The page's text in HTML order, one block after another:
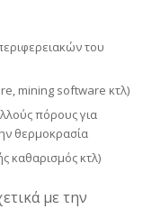
του
mining software κτλ)
πόρους για
θερμοκρασία
καθαρισμός κτλ)
με την